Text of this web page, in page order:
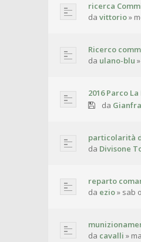
ricerca
da vittorio»
Ricerco
da ulano-blu »
2016 Parco
da
particolarità
da Divisone
reparto
da ezio» sab
da cavalli »